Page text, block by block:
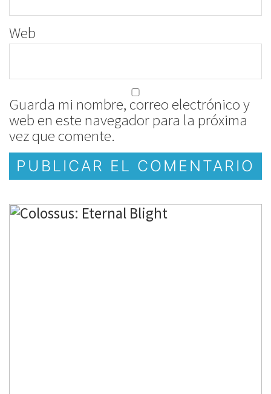
Web
Guarda mi nombre, correo electrónico y
web en este navegador para la próxima
vez que comente.